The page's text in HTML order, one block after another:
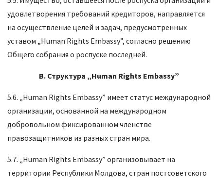
удовлетворения требований кредиторов, направляется
на осуществление целей и задач, предусмотренных
уставом „Human Rights Embassy”, согласно решению
Общего собрания о роспуске последней.
B. Структура „Human Rights Embassy”
5.6. „Human Rights Embassy” имеет статус международной
организации, основанной на международном
добровольном фиксированном членстве
правозащитников из разных стран мира.
5.7. „Human Rights Embassy” организовывает на
территории Республики Молдова, стран постсоветского